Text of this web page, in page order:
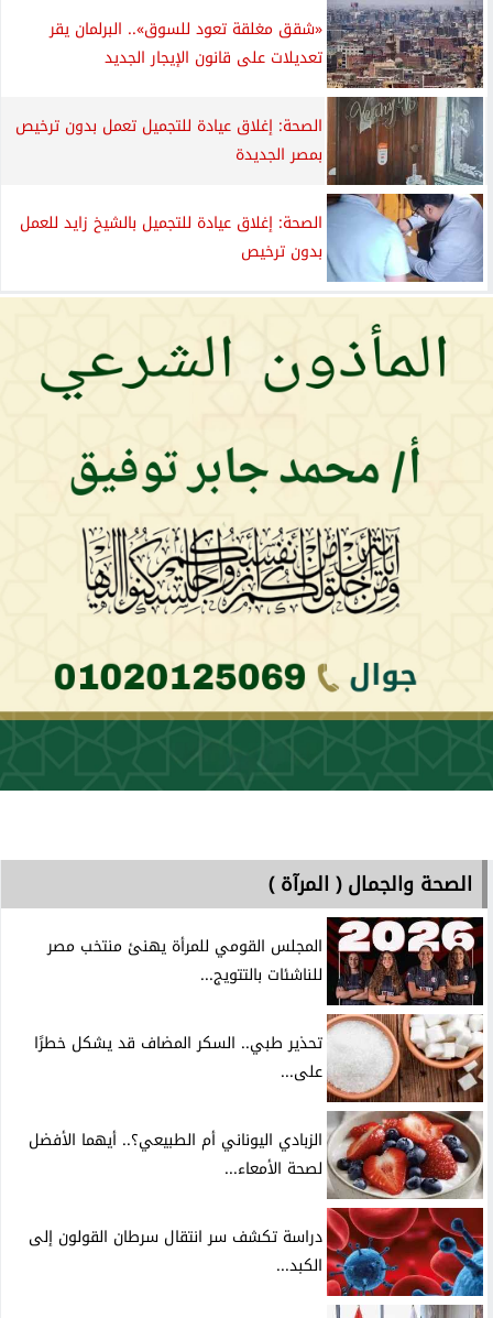
«شقق مغلقة تعود للسوق».. البرلمان يقر
تعديلات على قانون الإيجار الجديد
الصحة: إغلاق عيادة للتجميل تعمل بدون ترخيص
بمصر الجديدة
الصحة: إغلاق عيادة للتجميل بالشيخ زايد للعمل
بدون ترخيص
الصحة والجمال ( المرآة )
المجلس القومي للمرأة يهنئ منتخب مصر
للناشئات بالتتويج...
تحذير طبي.. السكر المضاف قد يشكل خطرًا
على...
الزبادي اليوناني أم الطبيعي؟.. أيهما الأفضل
لصحة الأمعاء...
دراسة تكشف سر انتقال سرطان القولون إلى
الكبد...